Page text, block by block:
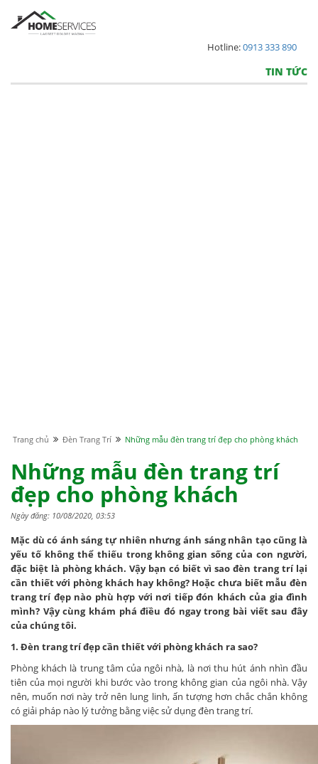
Hotline:0913 333 890
TIN TỨC
Trang chủ Đèn Trang Trí Những mẫu đèn trang trí đẹp cho phòng khách
Những mẫu đèn trang trí
đẹp cho phòng khách
Ngày đăng: 10/08/2020, 03:53
Mặc dù có ánh sáng tự nhiên nhưng ánh sáng nhân tạo cũng là
yếu tố không thể thiếu trong không gian sống của con người,
đặc biệt là phòng khách. Vậy bạn có biết vì sao đèn trang trí lại
cần thiết với phòng khách hay không? Hoặc chưa biết mẫu đèn
trang trí đẹp nào phù hợp với nơi tiếp đón khách của gia đình
mình? Vậy cùng khám phá điều đó ngay trong bài viết sau đây
của chúng tôi.
1. Đèn trang trí đẹp cần thiết với phòng khách ra sao?
Phòng khách là trung tâm của ngôi nhà, là nơi thu hút ánh nhìn đầu
tiên của mọi người khi bước vào trong không gian của ngôi nhà. Vậy
nên, muốn nơi này trở nên lung linh, ấn tượng hơn chắc chắn không
có giải pháp nào lý tưởng bằng việc sử dụng đèn trang trí.